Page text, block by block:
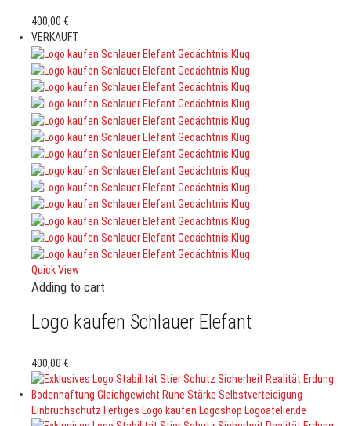
400,00 €
VERKAUFT
Quick View
Adding to cart
Logo kaufen Schlauer Elefant
400,00 €